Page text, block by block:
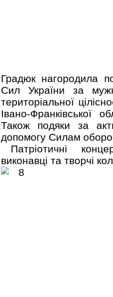
Градюк нагородила
Сил України за
територіальної
Івано-Франківської
Також подяки за
допомогу Силам
Патріотичні
виконавці та творчі